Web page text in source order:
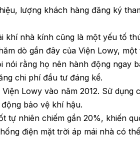
lượng khách hàng đăng ký
khí nhà kính cũng là một yếu tố
dò gần đây của Viện Lowy, một
nói rằng họ nên hành động ngay
chi phí đầu tư đáng kể.
Lowy vào năm 2012. Sử dụng
bảo vệ khí hậu.
tự nhiên chiếm gần 20%, khiến
điện mặt trời áp mái nhà có